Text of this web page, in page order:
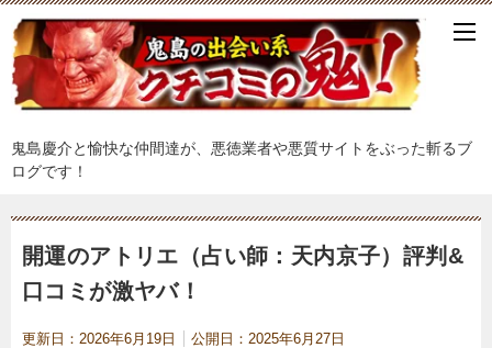
鬼島慶介と愉快な仲間達が、悪徳業者や悪質サイトをぶった斬るブ
ログです！
開運のアトリエ（占い師：天内京子）評判&
口コミが激ヤバ！
更新日： 2026年6月19日 公開日： 2025年6月27日